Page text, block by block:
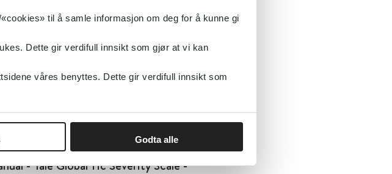
til å samle informasjon om deg for å kunne gi
Dette gir verdifull innsikt som gjør at vi kan
våres benyttes. Dette gir verdifull innsikt som
Godta alle
Tic Severity Scale -Revidert
- Yale Global Tic Severity Scale -